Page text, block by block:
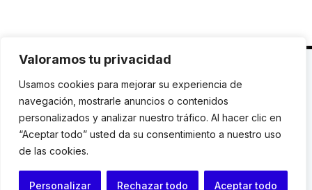
Valoramos tu privacidad
Usamos cookies para mejorar su experiencia de
navegación, mostrarle anuncios o contenidos
personalizados y analizar nuestro tráfico. Al hacer clic en
“Aceptar todo” usted da su consentimiento a nuestro uso
de las cookies.
Personalizar Rechazar todo Aceptar todo
C. Avinyó 44, 2n | 08002 Barcelona |
T.: +34 93
119 03 72|institut@idhc.org
© Institut de Drets Humans de Catalunya.
Aviso legal|Cookies|Contacto